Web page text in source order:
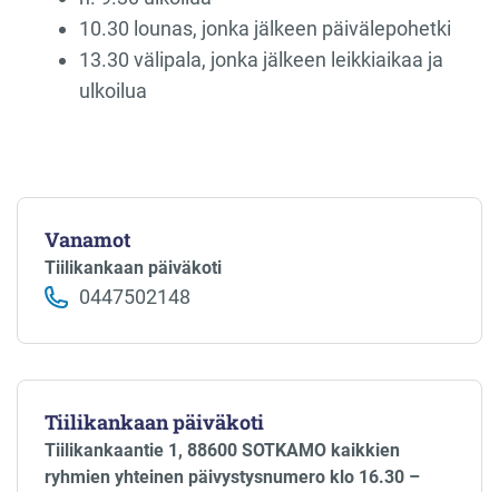
10.30 lounas, jonka jälkeen päivälepohetki
13.30 välipala, jonka jälkeen leikkiaikaa ja
ulkoilua
Vanamot
Tiilikankaan päiväkoti
0447502148
Tiilikankaan päiväkoti
Tiilikankaantie 1, 88600 SOTKAMO kaikkien
ryhmien yhteinen päivystysnumero klo 16.30 –